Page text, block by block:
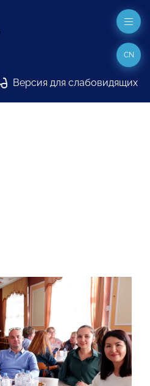
Версия для слабовидящих
CN